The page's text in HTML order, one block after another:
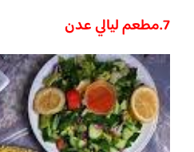
7.مطعم ليالي عدن